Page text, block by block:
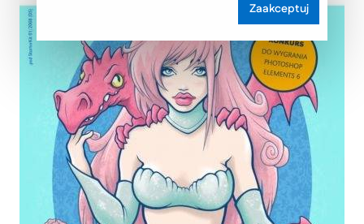
Zaakceptuj